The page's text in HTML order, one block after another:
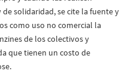
solidaridad, se cite la fuente y
como uso no comercial la
de los colectivos y
que tienen un costo de